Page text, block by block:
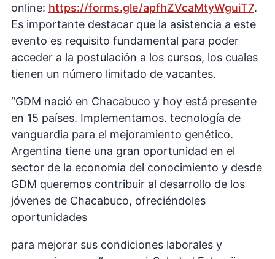
online: https://forms.gle/apfhZVcaMtyWguiT7.
Es importante destacar que la asistencia a este
evento es requisito fundamental para poder
acceder a la postulación a los cursos, los cuales
tienen un número limitado de vacantes.
“GDM nació en Chacabuco y hoy está presente
en 15 países. Implementamos. tecnología de
vanguardia para el mejoramiento genético.
Argentina tiene una gran oportunidad en el
sector de la economia del conocimiento y desde
GDM queremos contribuir al desarrollo de los
jóvenes de Chacabuco, ofreciéndoles
oportunidades
para mejorar sus condiciones laborales y